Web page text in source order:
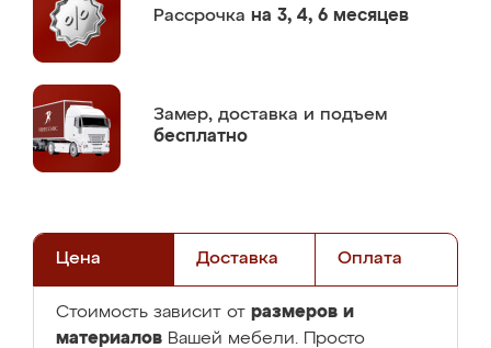
Рассрочка на 3, 4, 6 месяцев
Замер, доставка и подъем
бесплатно
Цена Доставка Оплата
Стоимость зависит от размеров и
материалов Вашей мебели. Просто